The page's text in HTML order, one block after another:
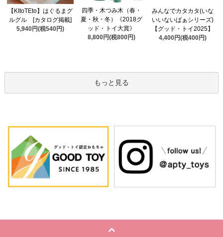
【KItoTEto】はぐるまグ
ルグル [カタログ掲載]
5,940円(税540円)
四季・木つみ木（春・
夏・秋・冬）《2018グ
ッド・トイ大賞》
8,800円(税800円)
みんなでカタカタ(いな
いいないばぁシリーズ)
【グッド・トイ2025】
4,400円(税400円)
もっと見る